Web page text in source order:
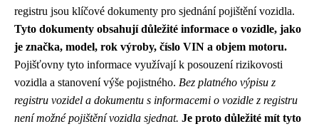
registru jsou klíčové dokumenty pro sjednání pojištění vozidla.
Tyto dokumenty obsahují důležité informace o vozidle, jako
je značka, model, rok výroby, číslo VIN a objem motoru.
Pojišťovny tyto informace využívají k posouzení rizikovosti
vozidla a stanovení výše pojistného. Bez platného výpisu z
registru vozidel a dokumentu s informacemi o vozidle z registru
není možné pojištění vozidla sjednat. Je proto důležité mít tyto